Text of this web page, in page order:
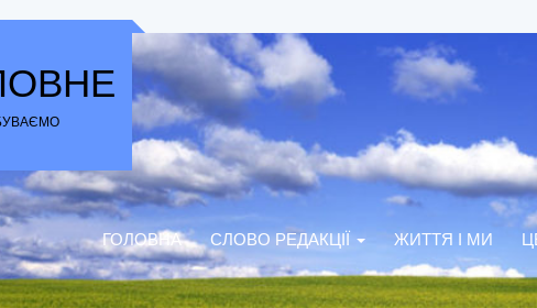
ГОЛОВНА СЛОВО РЕДАКЦІЇ ЖИТТЯ І МИ